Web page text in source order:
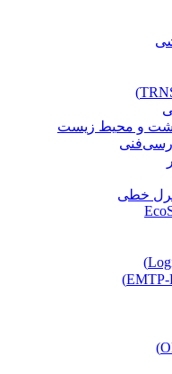
و محیط زیست
خطی